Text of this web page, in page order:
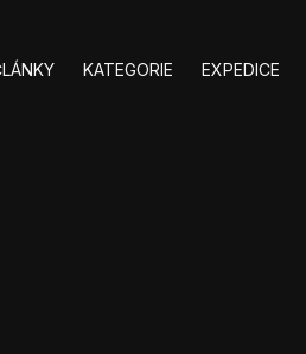
KATEGORIE EXPEDICE